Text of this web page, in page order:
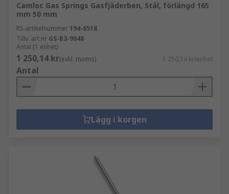
Camloc Gas Springs Gasfjäderben, Stål, förlängd 165
mm 50 mm
RS-artikelnummer 194-6518
Tillv. art.nr GS-B3-9048
Antal (1 enhet)
1 250,14 kr(exkl. moms) 1 250,14 kr/enhet
Antal
Lägg i korgen